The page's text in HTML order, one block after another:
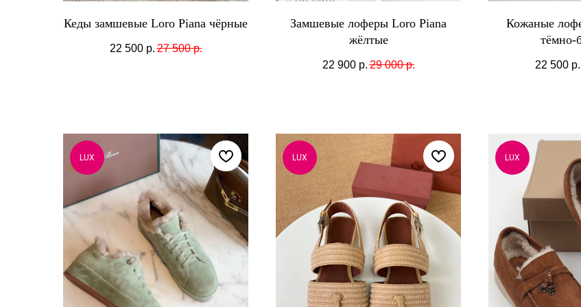
Кеды замшевые Loro Piana чёрные
22 500 р. 27 500 р.
Замшевые лоферы Loro Piana
жёлтые
22 900 р. 29 000 р.
Кожаные
тёмно-
22 500 р.
LUX LUX LUX